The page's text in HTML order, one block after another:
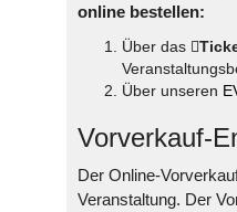
online bestellen:
Über das
Über unseren
Vorverkauf-
Der Online-
Veranstaltung. Der